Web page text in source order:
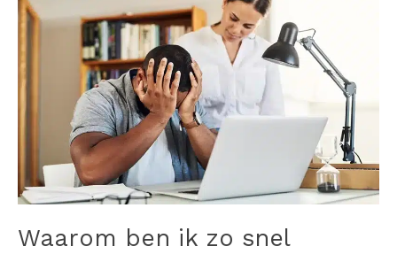
Waarom ben ik zo snel